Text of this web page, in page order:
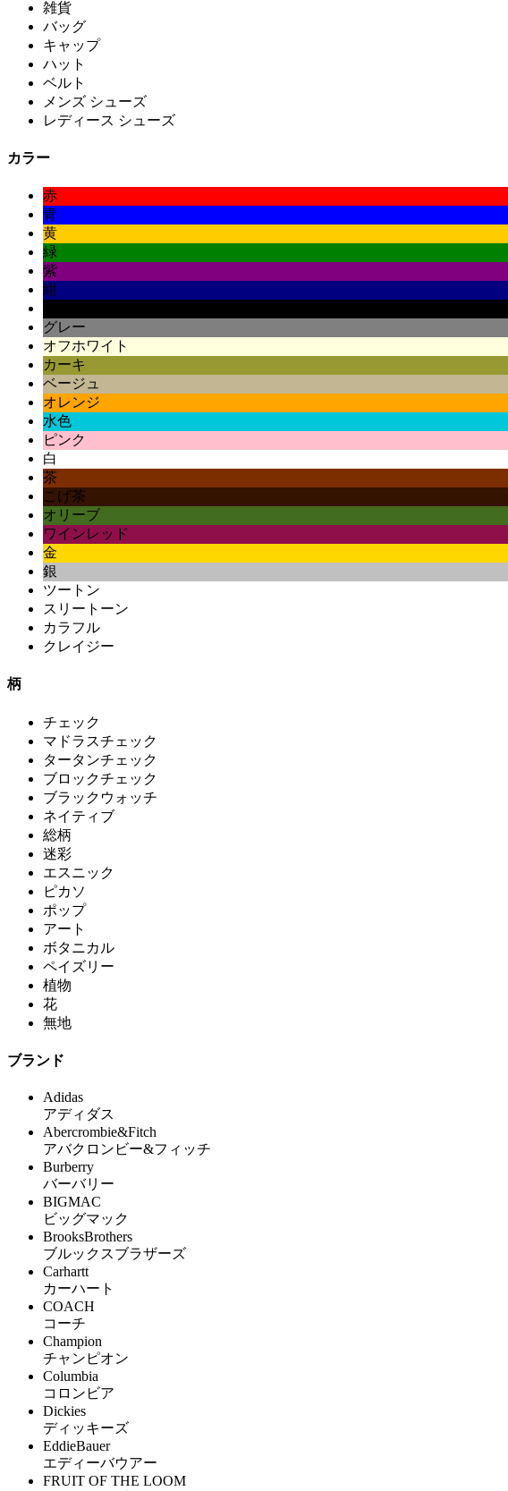
雑貨
バッグ
キャップ
ハット
ベルト
メンズ シューズ
レディース シューズ
カラー
赤
青
黄
緑
紫
紺
グレー
オフホワイト
カーキ
ベージュ
オレンジ
水色
ピンク
白
茶
こげ茶
オリーブ
ワインレッド
金
銀
ツートン
スリートーン
カラフル
クレイジー
柄
チェック
マドラスチェック
タータンチェック
ブロックチェック
ブラックウォッチ
ネイティブ
総柄
迷彩
エスニック
ピカソ
ポップ
アート
ボタニカル
ペイズリー
植物
花
無地
ブランド
Adidas
アディダス
Abercrombie&Fitch
アバクロンビー&フィッチ
Burberry
バーバリー
BIGMAC
ビッグマック
BrooksBrothers
ブルックスブラザーズ
Carhartt
カーハート
COACH
コーチ
Champion
チャンピオン
Columbia
コロンビア
Dickies
ディッキーズ
EddieBauer
エディーバウアー
FRUIT OF THE LOOM